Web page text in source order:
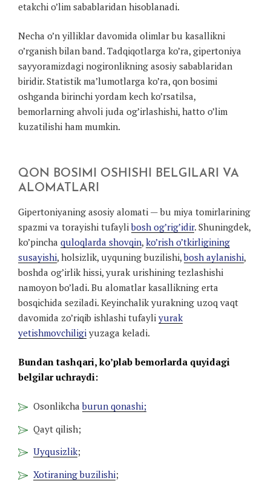
etakchi o’lim sabablaridan hisoblanadi.
Necha o’n yilliklar davomida olimlar bu kasallikni
o’rganish bilan band. Tadqiqotlarga ko’ra, gipertoniya
sayyoramizdagi nogironlikning asosiy sabablaridan
biridir. Statistik ma’lumotlarga ko’ra, qon bosimi
oshganda birinchi yordam kech ko’rsatilsa,
bemorlarning ahvoli juda og’irlashishi, hatto o’lim
kuzatilishi ham mumkin.
QON BOSIMI OSHISHI BELGILARI VA
ALOMATLARI
Gipertoniyaning asosiy alomati — bu miya tomirlarining
spazmi va torayishi tufaylibosh og’rig’idir. Shuningdek,
ko’pincha quloqlarda shovqin, ko’rish o’tkirligining
susayishi, holsizlik, uyquning buzilishi,bosh aylanishi,
boshda og’irlik hissi, yurak urishining tezlashishi
namoyon bo’ladi. Bu alomatlar kasallikning erta
bosqichida seziladi. Keyinchalik yurakning uzoq vaqt
davomida zo’riqib ishlashi tufayli yurak
yetishmovchiligi yuzaga keladi.
Bundan tashqari, ko’plab bemorlarda quyidagi
belgilar uchraydi:
Osonlikchaburun qonashi;
Qayt qilish;
Uyqusizlik;
Xotiraning buzilishi;